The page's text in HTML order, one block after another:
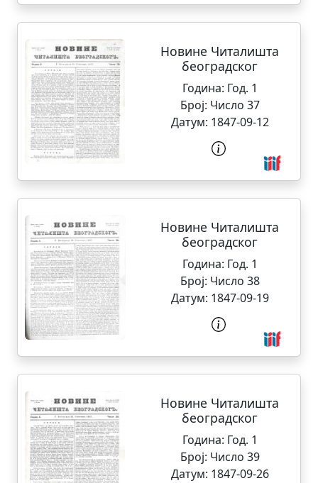
Новине Читалишта
београдског
Година: Год. 1
Број: Число 37
Датум: 1847-09-12
Новине Читалишта
београдског
Година: Год. 1
Број: Число 38
Датум: 1847-09-19
Новине Читалишта
београдског
Година: Год. 1
Број: Число 39
Датум: 1847-09-26